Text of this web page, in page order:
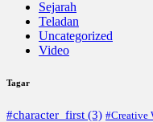
Sejarah
Teladan
Uncategorized
Video
Tagar
#character_first (3) #Creative